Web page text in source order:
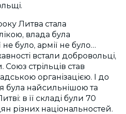
Литва стала
влада була
не було, армії не було…
встали добровольці,
стрільців став
організацією. І до
була найсильнішою та
в її складі були 70
різних національностей.